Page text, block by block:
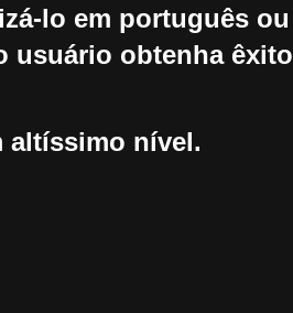
lo em português ou
usuário obtenha êxito
altíssimo nível.